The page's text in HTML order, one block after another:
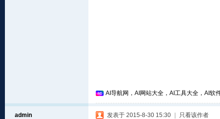
AI导航网，AI网站大全，AI工具大全，AI软
admin 发表于 2015-8-30 15:30 只看该作者